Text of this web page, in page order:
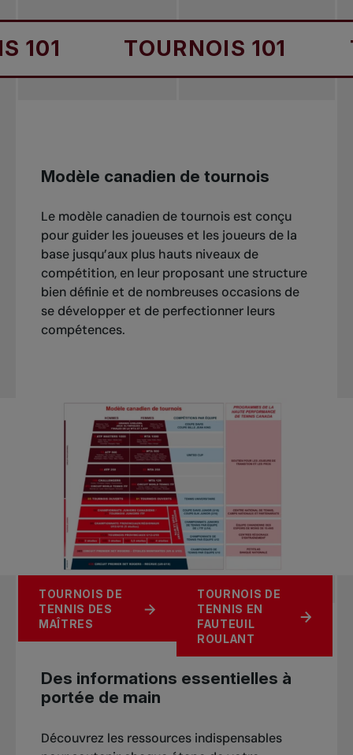
TOURNOIS 101
Modèle canadien de tournois
Le modèle canadien de tournois est conçu
pour guider les joueuses et les joueurs de la
base jusqu’aux plus hauts niveaux de
compétition, en leur proposant une structure
bien définie et de nombreuses occasions de
se développer et de perfectionner leurs
compétences.
TOURNOIS POUR
LES JUNIORS
TOURNOIS
UNIVERSITAIRES
TOURNOIS DE
TENNIS DES
MAÎTRES
TOURNOIS DE
TENNIS EN
FAUTEUIL
ROULANT
Des informations essentielles à
portée de main
Découvrez les ressources indispensables